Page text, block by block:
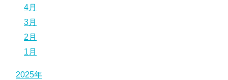
4月
3月
2月
1月
2025年